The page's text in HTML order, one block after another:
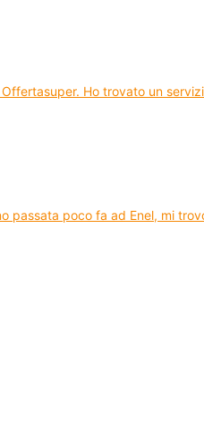
Ho trovato un
passata poco fa ad Enel, mi